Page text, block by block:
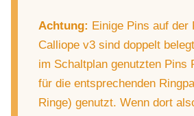
Achtung: Einige Pins auf der
Calliope v3 sind doppelt
im Schaltplan genutzten Pins
für die entsprechenden
Ringe) genutzt. Wenn dort